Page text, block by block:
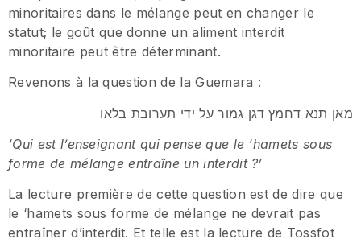
minoritaires dans le mélange peut en changer le
statut; le goût que donne un aliment interdit
minoritaire peut être déterminant.
Revenons à la question de la Guemara :
מאן תנא דחמץ דגן גמור על ידי תערובת בלאו
‘Qui est l’enseignant qui pense que le ‘hamets sous
forme de mélange entraîne un interdit ?’
La lecture première de cette question est de dire que
le ‘hamets sous forme de mélange ne devrait pas
entraîner d’interdit. Et telle est la lecture de Tossfot